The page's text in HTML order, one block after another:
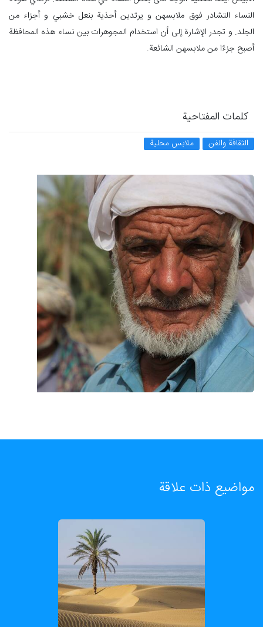
النساء التشادر فوق ملابسهن و يرتدين أحذية بنعل خشبي و أجزاء من
الجلد. و تجدر الإشارة إلى أن استخدام المجوهرات بين نساء هذه المحافظة
أصبح جزءًا من ملابسهن الشائعة.
كلمات المفتاحية
الثقافة والفن ملابس محلية
مواضيع ذات علاقة